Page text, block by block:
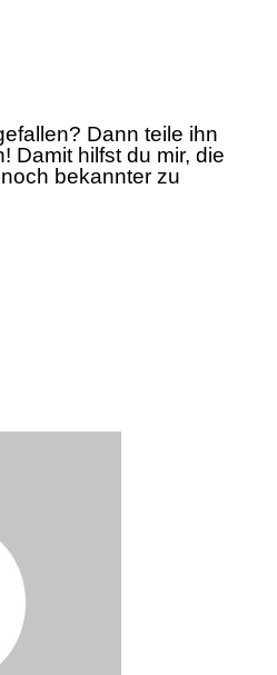
Dann teile ihn
Damit hilfst du mir, die
bekannter zu